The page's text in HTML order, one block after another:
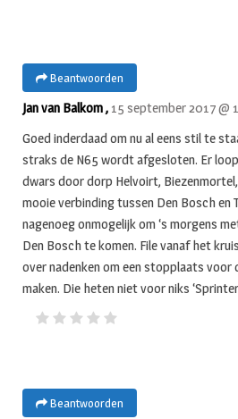
Beantwoorden
Jan van Balkom , 15 september 2017 @
Goed inderdaad om nu al eens stil te
straks de N65 wordt afgesloten. Er
dwars door dorp Helvoirt,
mooie verbinding tussen Den Bosch en
nagenoeg onmogelijk om ‘s morgens
Den Bosch te komen. File vanaf het
over nadenken om een stopplaats voor
maken. Die heten niet voor niks
Beantwoorden